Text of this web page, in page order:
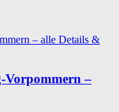
Vorpommern –